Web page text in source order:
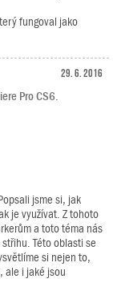
fungoval jako
29. 6. 2016
Pro CS6.
jsme si, jak
je využívat. Z tohoto
a toto téma nás
Této oblasti se
si nejen to,
ale i jaké jsou